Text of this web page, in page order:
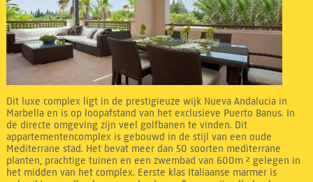
Dit luxe complex ligt in de prestigieuze wijk Nueva Andalucia in
Marbella en is op loopafstand van het exclusieve Puerto Banus. In
de directe omgeving zijn veel golfbanen te vinden. Dit
appartementencomplex is gebouwd in de stijl van een oude
Mediterrane stad. Het bevat meer dan 50 soorten mediterrane
planten, prachtige tuinen en een zwembad van 600m ² gelegen in
het midden van het complex. Eerste klas Italiaanse marmer is